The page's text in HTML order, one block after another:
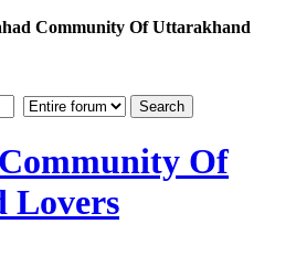
Community Of Uttarakhand
Of
Lovers